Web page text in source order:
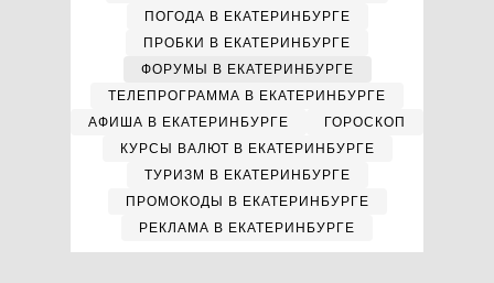
ПОГОДА В ЕКАТЕРИНБУРГЕ
ПРОБКИ В ЕКАТЕРИНБУРГЕ
ФОРУМЫ В ЕКАТЕРИНБУРГЕ
ТЕЛЕПРОГРАММА В ЕКАТЕРИНБУРГЕ
АФИША В ЕКАТЕРИНБУРГЕ
ГОРОСКОП
КУРСЫ ВАЛЮТ В ЕКАТЕРИНБУРГЕ
ТУРИЗМ В ЕКАТЕРИНБУРГЕ
ПРОМОКОДЫ В ЕКАТЕРИНБУРГЕ
РЕКЛАМА В ЕКАТЕРИНБУРГЕ